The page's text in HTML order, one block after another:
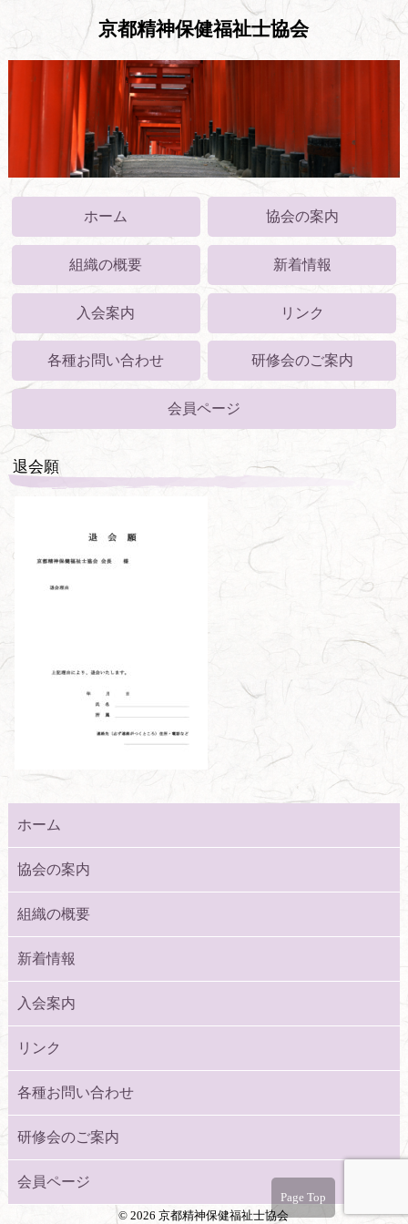
京都精神保健福祉士協会
ホーム 協会の案内
組織の概要 新着情報
入会案内 リンク
各種お問い合わせ 研修会のご案内
会員ページ
退会願
ホーム
協会の案内
組織の概要
新着情報
入会案内
リンク
各種お問い合わせ
研修会のご案内
会員ページ
Page Top
©2026 京都精神保健福祉士協会